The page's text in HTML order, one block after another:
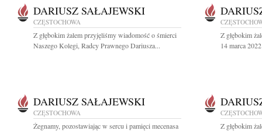
DARIUSZ SAŁAJEWSKI
CZĘSTOCHOWA
Z głębokim żalem przyjęliśmy wiadomość o śmierci
Naszego Kolegi, Radcy Prawnego Dariusza...
Z głębokim
14 marca
DARIUSZ SAŁAJEWSKI
CZĘSTOCHOWA
Żegnamy, pozostawiając w sercu i pamięci mecenasa
Z głębokim